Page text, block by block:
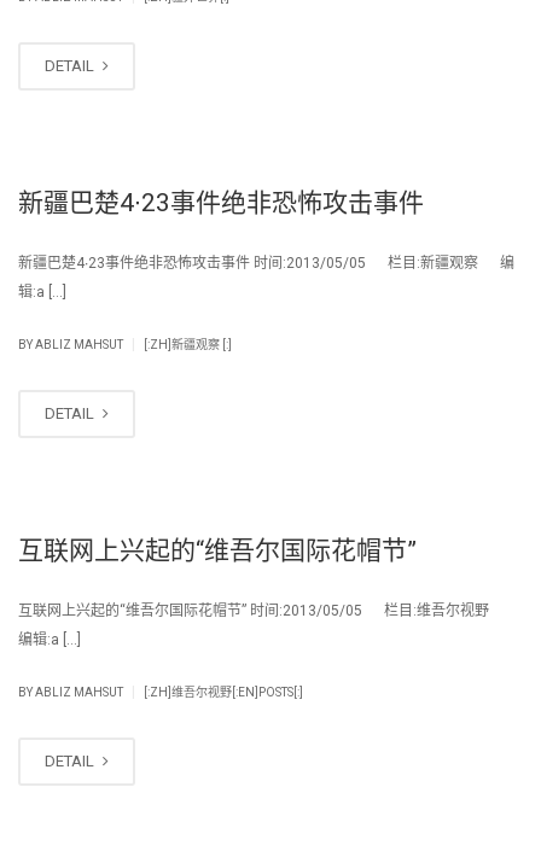
DETAIL
新疆巴楚4∙23事件绝非恐怖攻击事件
新疆巴楚4∙23事件绝非恐怖攻击事件 时间:2013/05/05 栏目:新疆观察 编
辑:a […]
BYABLIZ MAHSUT [:ZH]新疆观察 [:]
DETAIL
互联网上兴起的“维吾尔国际花帽节”
互联网上兴起的“维吾尔国际花帽节” 时间:2013/05/05 栏目:维吾尔视野
编辑:a […]
BYABLIZ MAHSUT [:ZH]维吾尔视野[:EN]POSTS[:]
DETAIL